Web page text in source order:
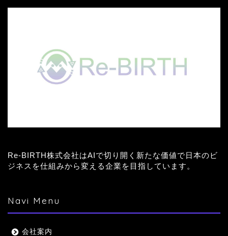
Re-BIRTH株式会社はAIで切り開く新たな価値で日本のビ
ジネスを仕組みから変える企業を目指しています。
Navi Menu
会社案内